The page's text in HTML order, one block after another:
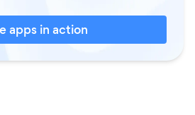
apps in action